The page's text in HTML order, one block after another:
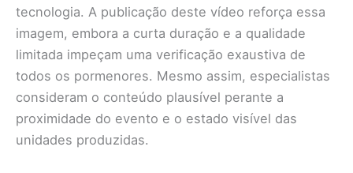
tecnologia. A publicação deste vídeo reforça essa
imagem, embora a curta duração e a qualidade
limitada impeçam uma verificação exaustiva de
todos os pormenores. Mesmo assim, especialistas
consideram o conteúdo plausível perante a
proximidade do evento e o estado visível das
unidades produzidas.